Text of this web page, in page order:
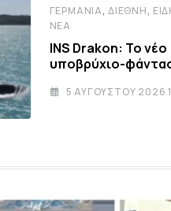
ΓΕΡΜΑΝΊΑ, ΔΙΕΘΝΉ,
ΝΈΑ
INS Drakon: Το νέο
υποβρύχιο-
5 ΑΥΓΟΎΣΤΟΥ 2026